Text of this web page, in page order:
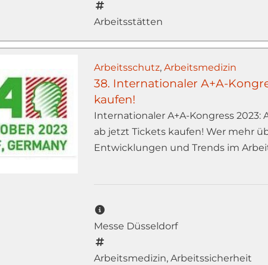
Arbeitsstätten
Arbeitsschutz, Arbeitsmedizin
38. Internationaler A+A-
kaufen!
Internationaler A+A-Kongress
ab jetzt Tickets kaufen! Wer mehr
Entwicklungen und Trends im
Messe Düsseldorf
Arbeitsmedizin, Arbeitssicherheit